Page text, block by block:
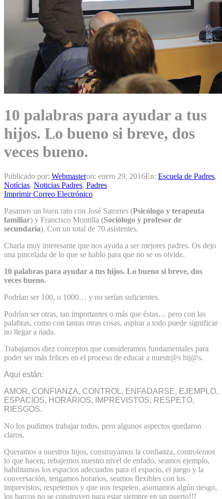
10 palabras para ayudar a tus
hijos. Lo bueno si breve, dos
veces bueno.
Publicado por: Webmasteron: enero 29, 2016En: Escuela de Padres,
Notícias, Noticias Padres, Padres
Imprimir Correo Electrónico
Pasamos un buen rato con José Satorres (Psicólogo y terapeuta
familiar) y Francisco Montilla (Sociólogo y profesor de
secundaria). Con un total de 70 asistentes.
Charla muy interesante que nos ayuda a ser mejores padres. Os dejo
una pincelada de lo que se hablo para que no se os olvide.
10 palabras para ayudar a tus hijos. Lo bueno si breve, dos
veces bueno.
Podrían ser 100, o 1000… y no serían suficientes.
Podrían ser otras, tan importantes o más que éstas… pero con las
palabras, como con tantas otras cosas, aspirar a todo puede significar
no llegar a nada.
Trabajamos diez conceptos que consideramos fundamentales para
poder ser más felices en el proceso de educar a nuestr@s hij@s.
Aquí están:
AMOR, CONFIANZA, CONTROL, ENFADARSE, EJEMPLO,
ESPACIOS, HORARIOS, IMPREVISTOS, RESPETO,
RIESGOS.
No los pudimos trabajar todos, pero algunos aspectos quedaron
claros.
Queramos a nuestros hijos, construyamos la confianza, controlemos
lo que hacen, rebajemos nuestro nivel de enfado, seamos ejemplo,
habilitamos los espacios adecuados para el espacio, el juego y la
conversación, tengamos horarios, seamos flexibles con los
imprevistos, respetemos y que nos respeten, asumamos algún riesgo,
los barcos no se construyen para estar siempre en un puerto!!!